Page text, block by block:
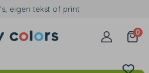
eigen tekst of print
0